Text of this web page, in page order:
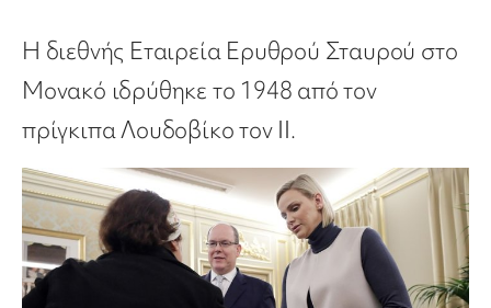
Η διεθνής Εταιρεία Ερυθρού Σταυρού στο
Μονακό ιδρύθηκε το 1948 από τον
πρίγκιπα Λουδοβίκο τον ΙΙ.